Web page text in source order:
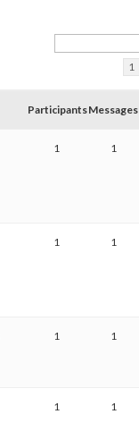
1
ParticipantsMessages
1 1
1 1
1 1
1 1